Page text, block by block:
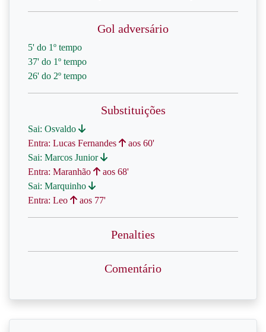
Gol adversário
5' do 1º tempo
37' do 1º tempo
26' do 2º tempo
Substituições
Sai: Osvaldo
Entra: Lucas Fernandes
aos 60'
Sai: Marcos Junior
Entra: Maranhão
aos 68'
Sai: Marquinho
Entra: Leo
aos 77'
Penalties
Comentário